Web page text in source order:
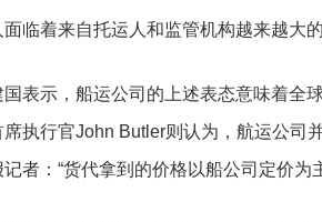
临着来自托运人和监管机构越来越大
表示，船运公司的上述表态意味着全
执行官John Butler则认为，航运公司
者：“货代拿到的价格以船公司定价